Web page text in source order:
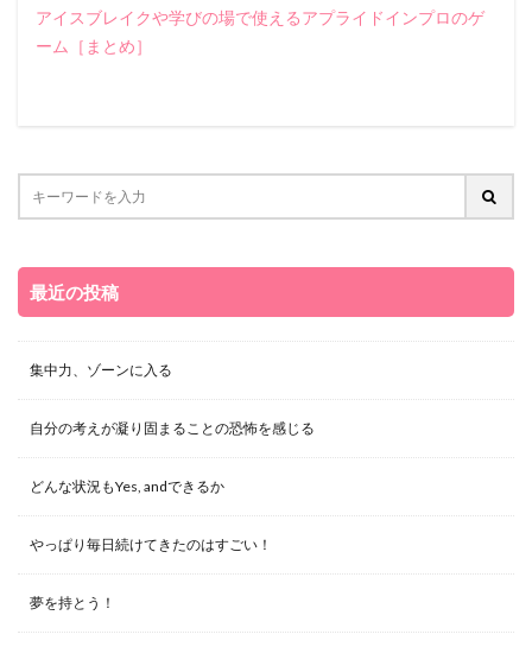
アイスブレイクや学びの場で使えるアプライドインプロのゲ
ーム［まとめ］
最近の投稿
集中力、ゾーンに入る
自分の考えが凝り固まることの恐怖を感じる
どんな状況もYes, andできるか
やっぱり毎日続けてきたのはすごい！
夢を持とう！